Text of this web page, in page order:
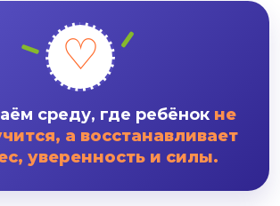
♡
среду, где ребёнок не
а восстанавливает
уверенность и силы.